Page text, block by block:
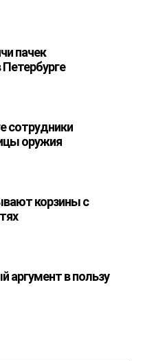
пачек
сотрудники
оружия
корзины с
аргумент в пользу